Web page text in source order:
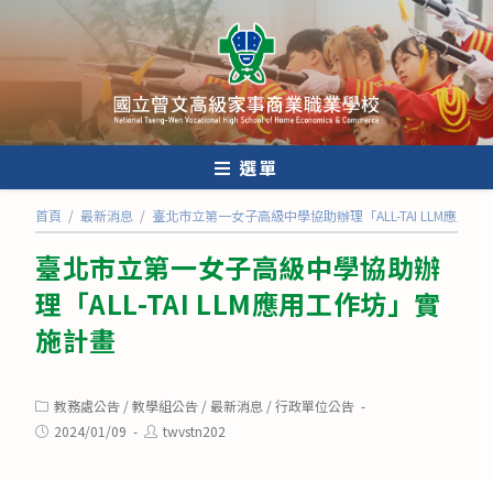
內
選單
首頁 / 最新消息 / 臺北市立第一女子高級中學協助辦理「ALL-TAI LLM應用工
臺北市立第一女子高級中學協助辦
理「ALL-TAI LLM應用工作坊」實
施計畫
Post
category:
教務處公告 /教學組公告 /最新消息 /行政單位公告
Post2024/01/09
Posttwvstn202